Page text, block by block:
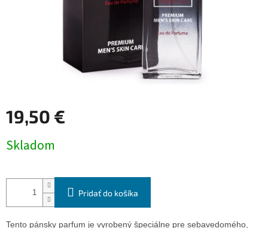
19,50 €
cena:
Skladom
Pridať do košíka
Tento pánsky parfum je vyrobený špeciálne pre sebavedomého,